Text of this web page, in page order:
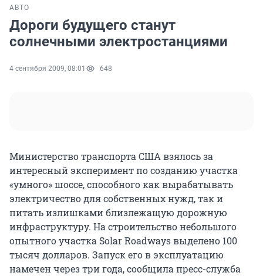
АВТО
Дороги будущего станут
солнечными электростанциями
4 сентября 2009, 08:01 648
Министерство транспорта США взялось за
интересный эксперимент по созданию участка
«умного» шоссе, способного как вырабатывать
электричество для собственных нужд, так и
питать излишками близлежащую дорожную
инфраструктуру. На строительство небольшого
опытного участка Solar Roadways выделено 100
тысяч долларов. Запуск его в эксплуатацию
намечен через три года, сообщила пресс-служба